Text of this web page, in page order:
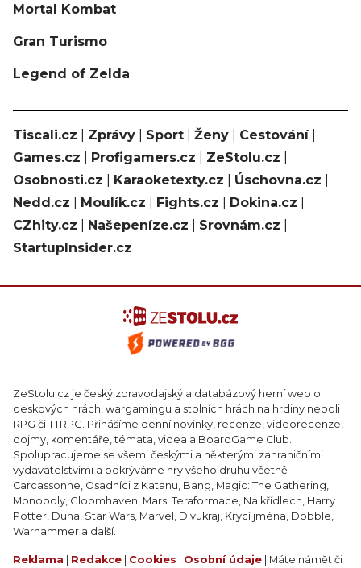
Mortal Kombat
Gran Turismo
Legend of Zelda
Tiscali.cz Zprávy Sport Ženy Cestování|
Games.cz
Profigamers.cz ZeStolu.cz
Osobnosti.cz
Karaoketexty.cz Úschovna.cz
Nedd.cz
Moulík.cz Fights.cz Dokina.cz
CZhity.cz
Našepeníze.cz Srovnám.cz
StartupInsider.cz
ZeStolu.cz je český zpravodajský a databázový herní web o
deskových hrách, wargamingu a stolních hrách na hrdiny neboli
RPG či TTRPG. Přinášíme denní novinky, recenze, videorecenze,
dojmy, komentáře, témata, videa a BoardGame Club.
Spolupracujeme se všemi českými a některými zahraničními
vydavatelstvími a pokrýváme hry všeho druhu včetně
Carcassonne, Osadníci z Katanu, Bang, Magic: The Gathering,
Monopoly, Gloomhaven, Mars: Teraformace, Na křídlech, Harry
Potter, Duna, Star Wars, Marvel, Divukraj, Krycí jména, Dobble,
Warhammer a další.
Reklama Redakce Cookies Osobní údaje | Máte námět či